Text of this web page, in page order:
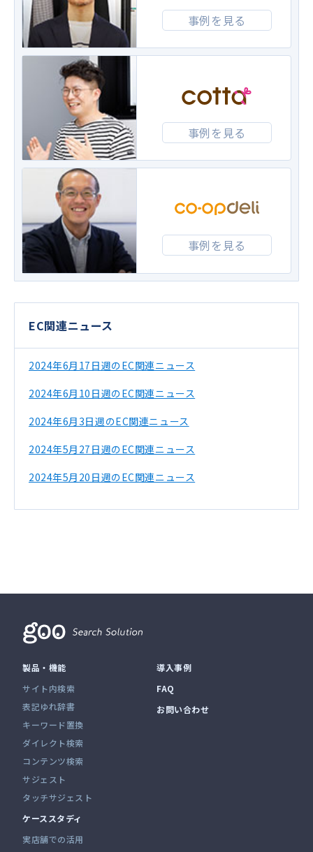
事例を見る
事例を見る
事例を見る
EC関連ニュース
2024年6月17日週のEC関連ニュース
2024年6月10日週のEC関連ニュース
2024年6月3日週のEC関連ニュース
2024年5月27日週のEC関連ニュース
2024年5月20日週のEC関連ニュース
製品・機能
サイト内検索
表記ゆれ辞書
キーワード置換
ダイレクト検索
コンテンツ検索
サジェスト
タッチサジェスト
ケーススタディ
実店舗での活用
導入事例
FAQ
お問い合わせ